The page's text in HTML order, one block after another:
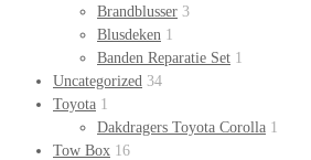
Brandblusser 3
Blusdeken 1
Banden Reparatie Set 1
Uncategorized 34
Toyota 1
Dakdragers Toyota Corolla 1
Tow Box 16